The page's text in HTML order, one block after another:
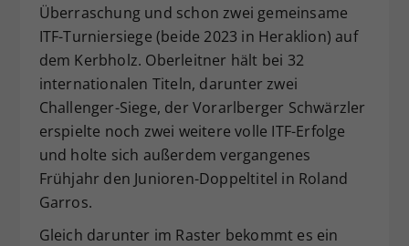
Überraschung und schon zwei gemeinsame
ITF-Turniersiege (beide 2023 in Heraklion) auf
dem Kerbholz. Oberleitner hält bei 32
internationalen Titeln, darunter zwei
Challenger-Siege, der Vorarlberger Schwärzler
erspielte noch zwei weitere volle ITF-Erfolge
und holte sich außerdem vergangenes
Frühjahr den Junioren-Doppeltitel in Roland
Garros.
Gleich darunter im Raster bekommt es ein